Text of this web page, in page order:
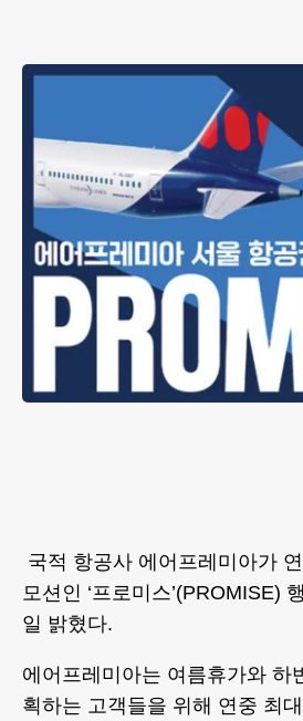
국적 항공사 에어프레미아가
모션인 ‘프로미스’(PROMISE)
일 밝혔다.
에어프레미아는 여름휴가와 하
획하는 고객들을 위해 연중 최